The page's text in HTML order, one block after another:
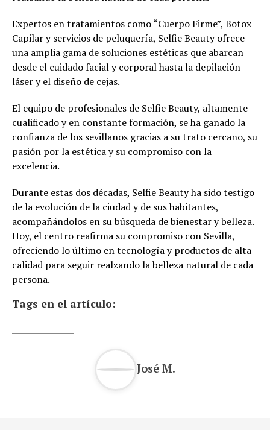
Expertos en tratamientos como “Cuerpo Firme”, Botox
Capilar y servicios de peluquería, Selfie Beauty ofrece
una amplia gama de soluciones estéticas que abarcan
desde el cuidado facial y corporal hasta la depilación
láser y el diseño de cejas.
El equipo de profesionales de Selfie Beauty, altamente
cualificado y en constante formación, se ha ganado la
confianza de los sevillanos gracias a su trato cercano, su
pasión por la estética y su compromiso con la
excelencia.
Durante estas dos décadas, Selfie Beauty ha sido testigo
de la evolución de la ciudad y de sus habitantes,
acompañándolos en su búsqueda de bienestar y belleza.
Hoy, el centro reafirma su compromiso con Sevilla,
ofreciendo lo último en tecnología y productos de alta
calidad para seguir realzando la belleza natural de cada
persona.
Tags en el artículo:
José M.